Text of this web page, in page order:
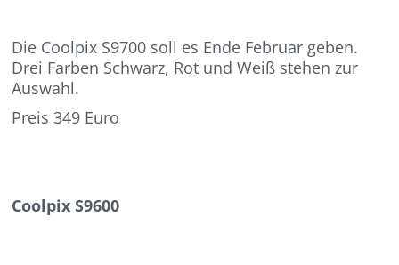
Die Coolpix S9700 soll es Ende Februar geben.
Drei Farben Schwarz, Rot und Weiß stehen zur
Auswahl.
Preis 349 Euro
Coolpix S9600